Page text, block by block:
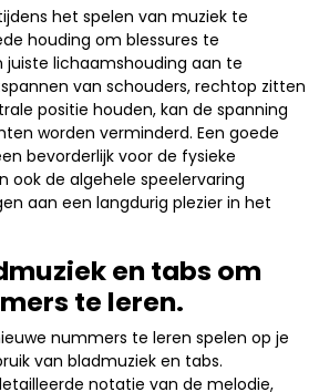
het spelen van muziek te
houding om blessures te
juiste lichaamshouding aan te
van schouders, rechtop zitten
positie houden, kan de spanning
worden verminderd. Een goede
bevorderlijk voor de fysieke
ook de algehele speelervaring
aan een langdurig plezier in het
en tabs om
te leren.
nummers te leren spelen op je
van bladmuziek en tabs.
notatie van de melodie,